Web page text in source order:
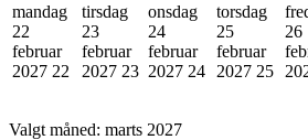
mandag
22
februar
2027 22
tirsdag
23
februar
2027 23
onsdag
24
februar
2027 24
torsdag
25
februar
2027 25
26
Valgt måned: marts 2027